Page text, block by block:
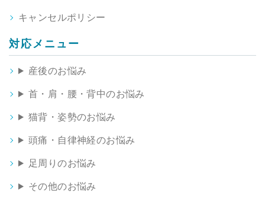
キャンセルポリシー
対応メニュー
産後のお悩み
首・肩・腰・背中のお悩み
猫背・姿勢のお悩み
頭痛・自律神経のお悩み
足周りのお悩み
その他のお悩み